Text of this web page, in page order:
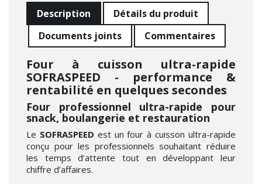
Description
Détails du produit
Documents joints
Commentaires
Four à cuisson ultra-rapide
SOFRASPEED - performance &
rentabilité en quelques secondes
Four professionnel ultra-rapide pour
snack, boulangerie et restauration
Le SOFRASPEED est un four à cuisson ultra-rapide
conçu pour les professionnels souhaitant réduire
les temps d’attente tout en développant leur
chiffre d’affaires.